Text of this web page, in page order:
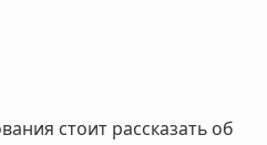
стоит рассказать об